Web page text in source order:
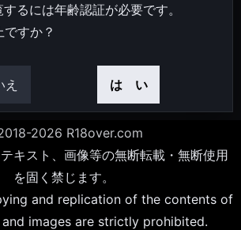
るには年齢認証が必要です。
すか？
え は い
2026 R18over.com
キスト、画像等の無断転載・無断使用
を固く禁じます。
and replication of the contents of
images are strictly prohibited.